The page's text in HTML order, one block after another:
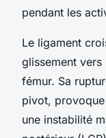
pendant les
Le ligament
glissement
fémur. Sa
pivot,
une instabilité